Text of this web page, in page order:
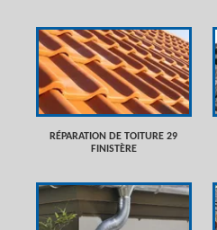
RÉPARATION DE TOITURE 29
FINISTÈRE